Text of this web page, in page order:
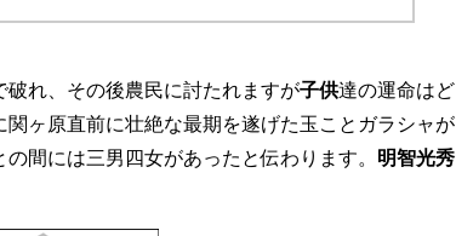
れ、その後農民に討たれますが子供達の運命はど
関ヶ原直前に壮絶な最期を遂げた玉ことガラシャが
間には三男四女があったと伝わります。 明智光秀